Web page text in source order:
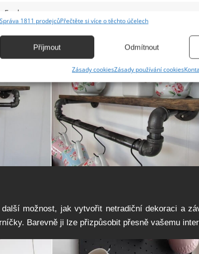
Funkce
Identifikace zařízení na základě automaticky přenášených informací.
základě aktivně vyžádaných informací.
Zajištění bezpečnosti, předcházení a zjišťování podvodů
odstraňování chyb, Poskytování a zobrazování reklamy a
Ukládání a sdělování voleb ochrany osobních údajů.
Správa 1811 prodejcůPřečtěte si více o těchto účelech
Příjmout Odmítnout
Zásady cookiesZásady používání cookies
možnost, jak vytvořit netradiční dekoraci a
Barevně ji lze přizpůsobit přesně vašemu